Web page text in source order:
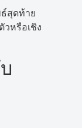
สุดท้าย
หรือเชิง